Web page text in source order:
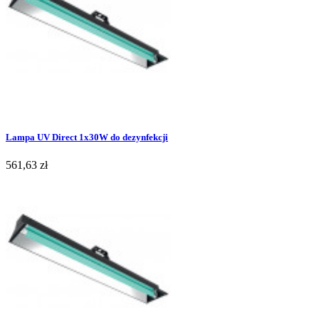
Lampa UV Direct 1x30W do dezynfekcji
561,63 zł